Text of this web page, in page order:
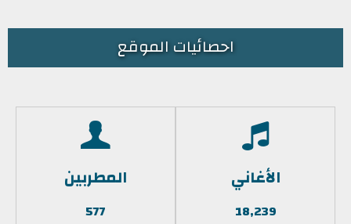
احصائيات الموقع
الأغاني
18,239
المطربين
577